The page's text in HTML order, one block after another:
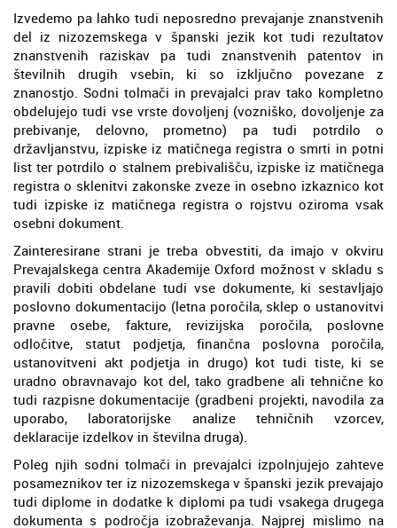
Izvedemo pa lahko tudi neposredno prevajanje znanstvenih
del iz nizozemskega v španski jezik kot tudi rezultatov
znanstvenih raziskav pa tudi znanstvenih patentov in
številnih drugih vsebin, ki so izključno povezane z
znanostjo. Sodni tolmači in prevajalci prav tako kompletno
obdelujejo tudi vse vrste dovoljenj (vozniško, dovoljenje za
prebivanje, delovno, prometno) pa tudi potrdilo o
državljanstvu, izpiske iz matičnega registra o smrti in potni
list ter potrdilo o stalnem prebivališču, izpiske iz matičnega
registra o sklenitvi zakonske zveze in osebno izkaznico kot
tudi izpiske iz matičnega registra o rojstvu oziroma vsak
osebni dokument.
Zainteresirane strani je treba obvestiti, da imajo v okviru
Prevajalskega centra Akademije Oxford možnost v skladu s
pravili dobiti obdelane tudi vse dokumente, ki sestavljajo
poslovno dokumentacijo (letna poročila, sklep o ustanovitvi
pravne osebe, fakture, revizijska poročila, poslovne
odločitve, statut podjetja, finančna poslovna poročila,
ustanovitveni akt podjetja in drugo) kot tudi tiste, ki se
uradno obravnavajo kot del, tako gradbene ali tehnične ko
tudi razpisne dokumentacije (gradbeni projekti, navodila za
uporabo, laboratorijske analize tehničnih vzorcev,
deklaracije izdelkov in številna druga).
Poleg njih sodni tolmači in prevajalci izpolnjujejo zahteve
posameznikov ter iz nizozemskega v španski jezik prevajajo
tudi diplome in dodatke k diplomi pa tudi vsakega drugega
dokumenta s področja izobraževanja. Najprej mislimo na